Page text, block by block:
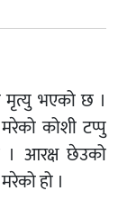
मृत्यु भएको छ ।
कोशी टप्पु
। आरक्ष छेउको
हो ।